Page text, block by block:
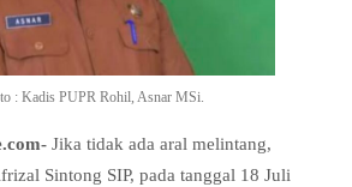
: Kadis PUPR Rohil, Asnar MSi.
Jika tidak ada aral melintang,
Sintong SIP, pada tanggal 18 Juli